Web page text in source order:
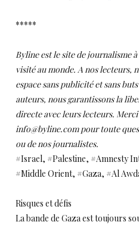
*****
Byline est le site de journalisme
visité au monde. A nos lecteurs,
espace sans publicité et sans
auteurs, nous garantissons la
directe avec leurs lecteurs.
info@byline.com pour toute
ou de nos journalistes.
#Israel, #Palestine, #Amnesty
#Middle Orient, #Gaza, #Al
Risques et défis
La bande de Gaza est toujours